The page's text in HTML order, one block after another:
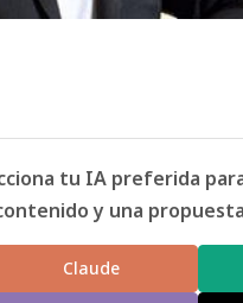
tu IA preferida
y una
Claude